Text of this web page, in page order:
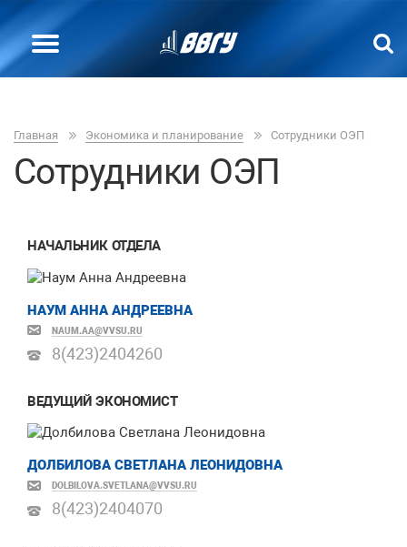
Главная Экономика и планирование Сотрудники ОЭП
Сотрудники ОЭП
НАЧАЛЬНИК ОТДЕЛА
НАУМ АННА АНДРЕЕВНА
NAUM.AA@VVSU.RU
8(423)2404260
ВЕДУЩИЙ ЭКОНОМИСТ
ДОЛБИЛОВА СВЕТЛАНА ЛЕОНИДОВНА
DOLBILOVA.SVETLANA@VVSU.RU
8(423)2404070